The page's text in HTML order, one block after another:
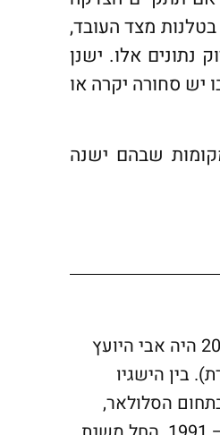
מצד העובד,
נתונים אלו. ישנן
יש סחורה יקרה או
שבהם ישנה
בוגר משפטים אוניברסיטת תל אביב – 1991. החל משנת 2000 ועד שנת 2012 היה אבי היועץ
בין הישגיו
הסלולאר,